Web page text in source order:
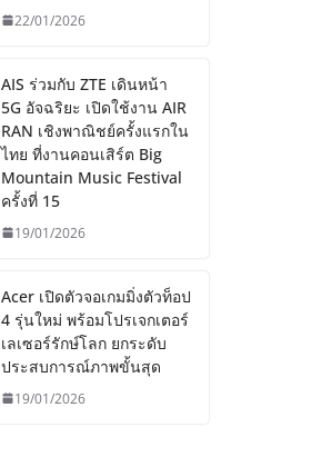
22/01/2026
AIS ร่วมกับ ZTE เดินหน้า
5G อัจฉริยะ เปิดใช้งาน AIR
RAN เชิงพาณิชย์ครั้งแรกใน
ไทย ที่งานคอนเสิร์ต Big
Mountain Music Festival
ครั้งที่ 15
19/01/2026
Acer เปิดตัวจอเกมมิ่งตัวท็อป
4 รุ่นใหม่ พร้อมโปรเจกเตอร์
เลเซอร์รักษ์โลก ยกระดับ
ประสบการณ์ภาพขั้นสุด
19/01/2026